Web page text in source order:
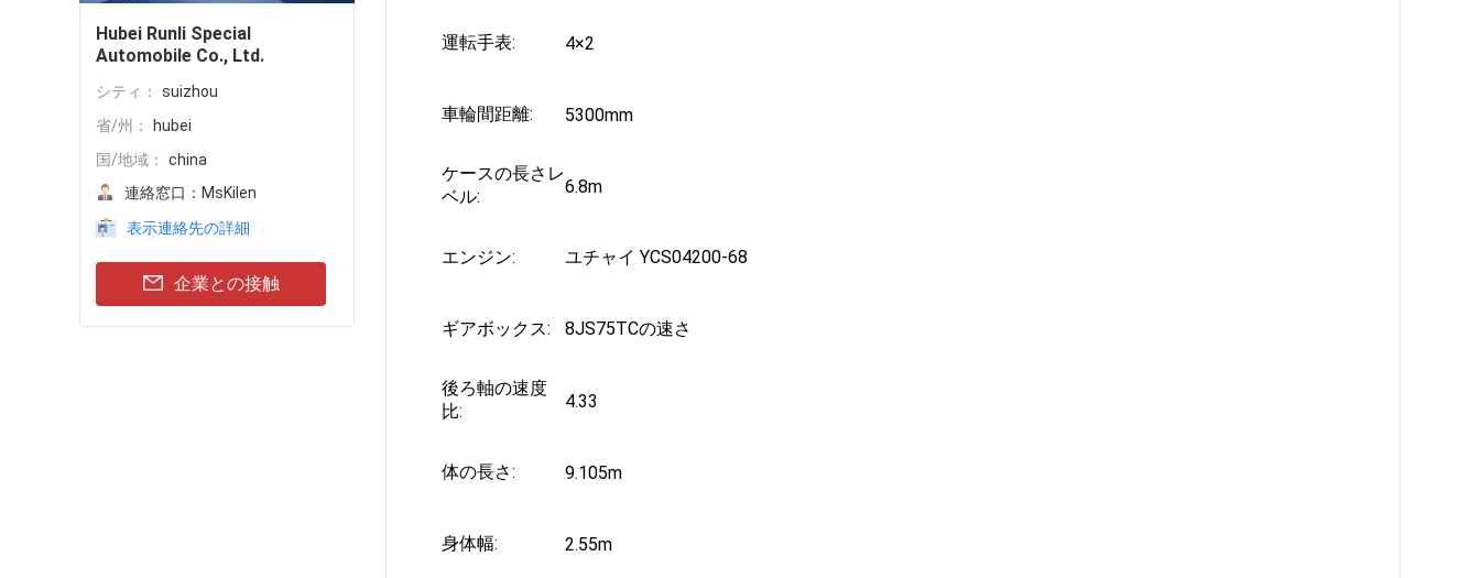
Hubei Runli Special
Automobile Co., Ltd.
シティ：
suizhou
省/州：
hubei
国/地域：
china
連絡窓口： MsKilen
表示連絡先の詳細
企業との接触
運転手表: 4×2
車輪間距離: 5300mm
ケースの長さレ
ベル:
6.8m
エンジン: ユチャイ YCS04200-68
ギアボックス: 8JS75TCの速さ
後ろ軸の速度
比:
4.33
体の長さ: 9.105m
身体幅: 2.55m